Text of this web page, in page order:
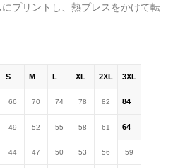
プリントし、熱プレスをかけて転
S M L XL 2XL 3XL
66 70 74 78 82 84
49 52 55 58 61 64
44 47 50 53 56 59